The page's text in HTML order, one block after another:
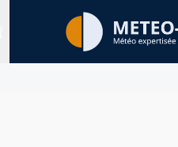
Sites expertisés